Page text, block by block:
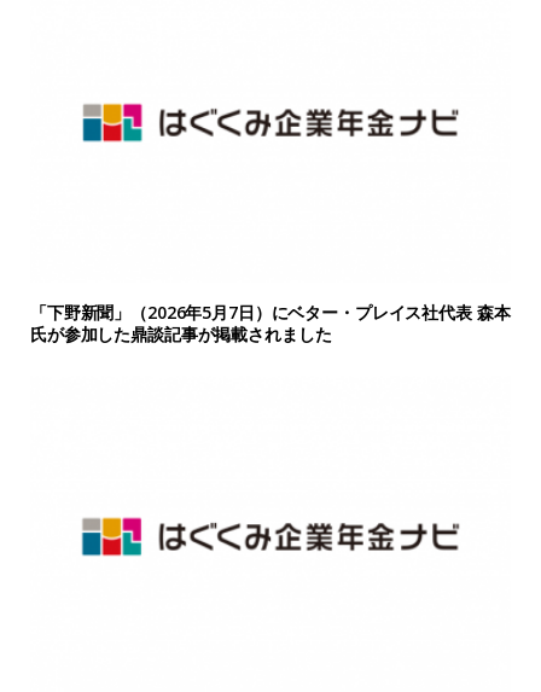
「下野新聞」（2026年5月7日）にベター・プレイス社代表 森本
氏が参加した鼎談記事が掲載されました